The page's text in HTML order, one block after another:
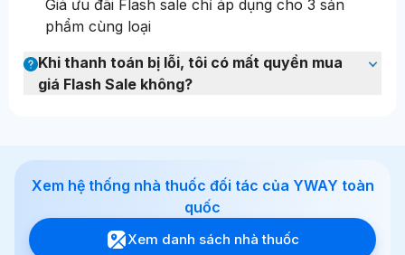
Giá ưu đãi Flash sale chỉ áp dụng cho 3 sản
phẩm cùng loại
Khi thanh toán bị lỗi, tôi có mất quyền mua
giá Flash Sale không?
Xem hệ thống nhà thuốc đối tác của YWAY toàn
quốc
Xem danh sách nhà thuốc